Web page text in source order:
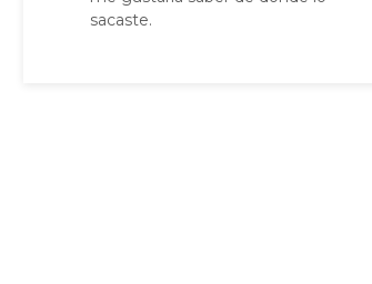
sacaste.